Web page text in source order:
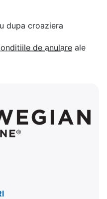
dupa croaziera
de anulare ale